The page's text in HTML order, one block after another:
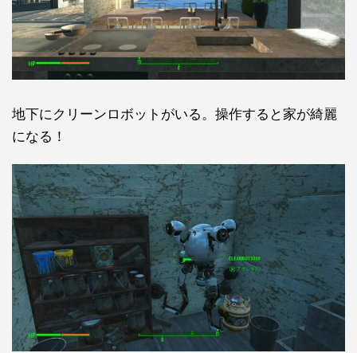
地下にクリーンロボットがいる。操作すると家が綺麗
になる！